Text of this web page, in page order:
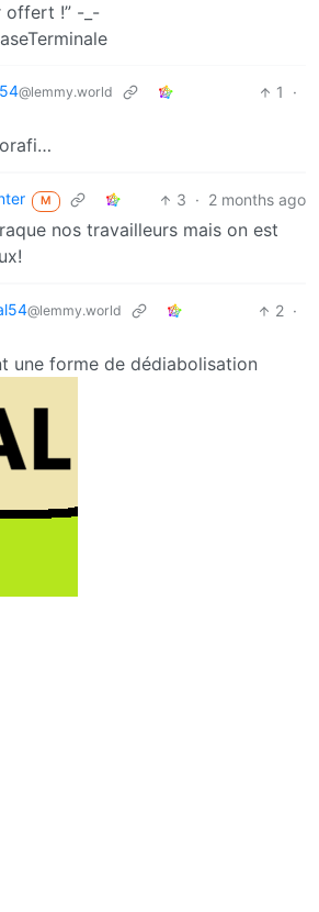
offert !” -_-
@lemmy.world 1
·
M 3 · 2 months ago
nos travailleurs mais on est
@lemmy.world 2 ·
une forme de dédiabolisation